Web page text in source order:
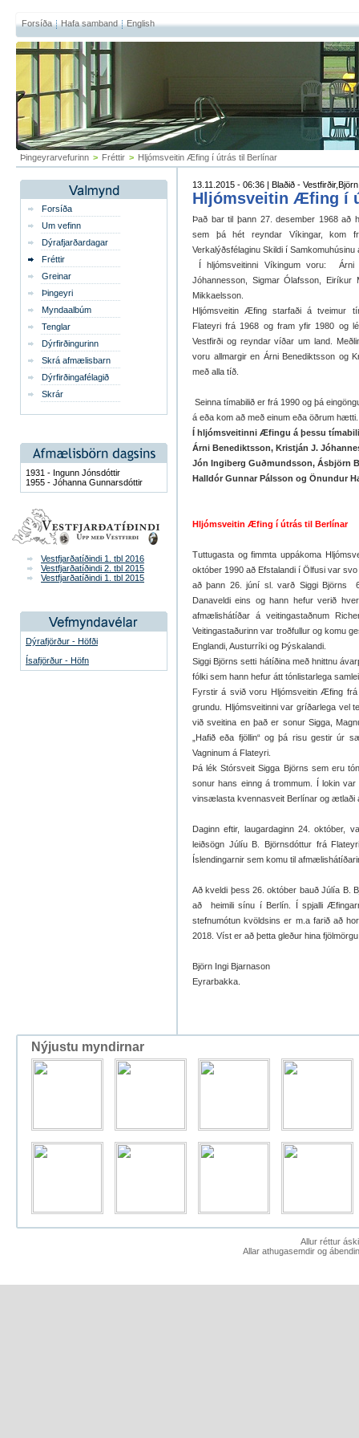
Forsíða Hafa samband English
Þingeyrarvefurinn > Fréttir > Hljómsveitin Æfing í útrás til Berlínar
Forsíða
Um vefinn
Dýrafjarðardagar
Fréttir
Greinar
Þingeyri
Myndaalbúm
Tenglar
Dýrfirðingurinn
Skrá afmælisbarn
Dýrfirðingafélagið
Skrár
1931 - Ingunn Jónsdóttir
1955 - Jóhanna Gunnarsdóttir
Vestfjarðatíðindi 1. tbl 2016
Vestfjarðatíðindi 2. tbl 2015
Vestfjarðatíðindi 1. tbl 2015
Dýrafjörður - Höfði
Ísafjörður - Höfn
13.11.2015 - 06:36 | Blaðið -
Hljómsveitin Æfing í
Það bar til þann 27. desember 1968 að
sem þá hét reyndar Víkingar, kom
Verkalýðsfélaginu Skildi í Samkomuhúsinu
Í hljómsveitinni Víkingum voru:
Jóhannesson, Sigmar Ólafsson, Eiríkur
Mikkaelsson.
Hljómsveitin Æfing starfaði á tveimur
Flateyri frá 1968 og fram yfir 1980 og
Vestfirði og reyndar víðar um land.
voru allmargir en Árni Benediktsson og
með alla tíð.
Seinna tímabilið er frá 1990 og þá
á eða kom að með einum eða öðrum hætti.
Í hljómsveitinni Æfingu á þessu
Árni Benediktsson, Kristján J.
Jón Ingiberg Guðmundsson, Ásbjörn
Halldór Gunnar Pálsson og Önundur
Hljómsveitin Æfing í útrás til Berlínar
Tuttugasta og fimmta uppákoma
október 1990 að Efstalandi í Ölfusi var
að þann 26. júní sl. varð Siggi Björns
Danaveldi eins og hann hefur verið
afmælishátíðar á veitingastaðnum
Veitingastaðurinn var troðfullur og komu
Englandi, Austurríki og Þýskalandi.
Siggi Björns setti hátíðina með hnittnu
fólki sem hann hefur átt tónlistarlega
Fyrstir á svið voru Hljómsveitin Æfing
grundu. Hljómsveitinni var gríðarlega vel
við sveitina en það er sonur Sigga,
„Hafið eða fjöllin“ og þá risu gestir úr
Vagninum á Flateyri.
Þá lék Stórsveit Sigga Björns sem eru
sonur hans einng á trommum. Í lokin
vinsælasta kvennasveit Berlínar og ætlaði
Daginn eftir, laugardaginn 24. október,
leiðsögn Júlíu B. Björnsdóttur frá
Íslendingarnir sem komu til
Að kveldi þess 26. október bauð Júlía B.
að heimili sínu í Berlín. Í spjalli
stefnumótun kvöldsins er m.a farið að
2018. Víst er að þetta gleður hina
Björn Ingi Bjarnason
Eyrarbakka.
Nýjustu myndirnar
Allur réttur
Allar athugasemdir og